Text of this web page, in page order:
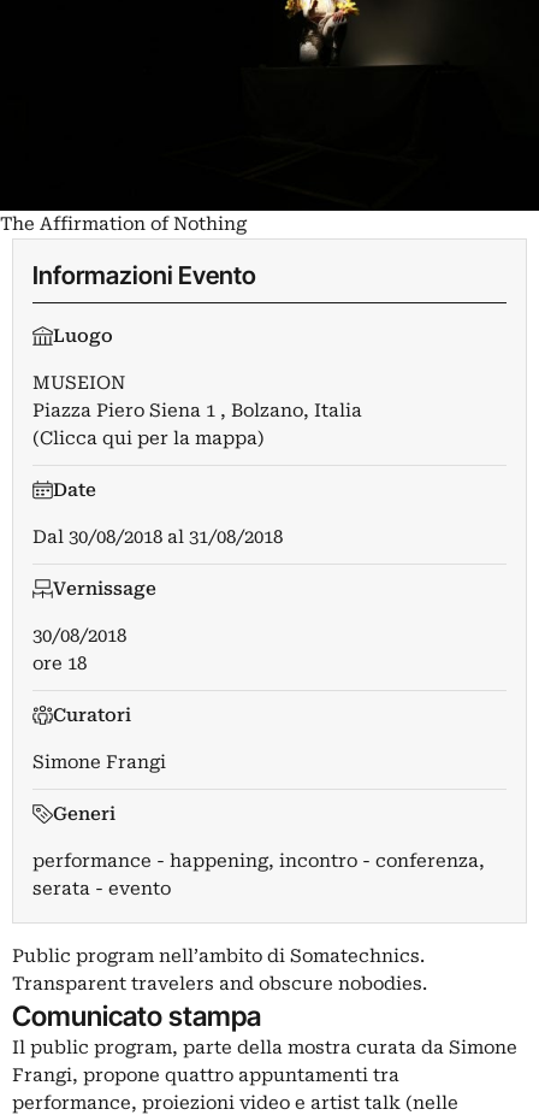
The Affirmation of Nothing
Informazioni Evento
Luogo
MUSEION
Piazza Piero Siena 1 , Bolzano, Italia
(Clicca qui per la mappa)
Date
Dal 30/08/2018 al 31/08/2018
Vernissage
30/08/2018
ore 18
Curatori
Simone Frangi
Generi
performance - happening, incontro - conferenza,
serata - evento
Public program nell’ambito di Somatechnics.
Transparent travelers and obscure nobodies.
Comunicato stampa
Il public program, parte della mostra curata da Simone
Frangi, propone quattro appuntamenti tra
performance, proiezioni video e artist talk (nelle